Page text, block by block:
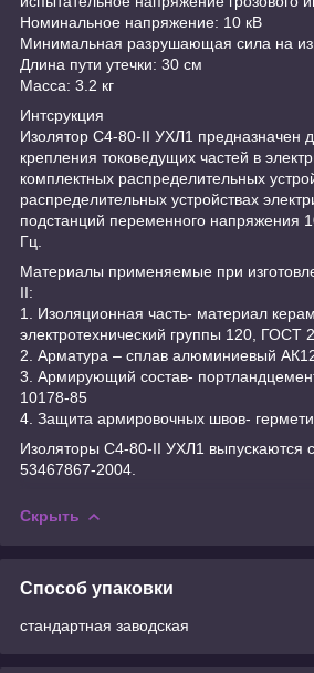
Номинальное напряжение: 10 кВ
Минимальная разрушающая сила на
Длина пути утечки: 30 см
Масса: 3.2 кг
Интсрукция
Изолятор С4-80-II УХЛ1 предназначен
крепления токоведущих частей в
комплектных распределительных
распределительных устройствах
подстанций переменного напряжения
Гц.
Материалы применяемые при
II:
1. Изоляционная часть- материал
электротехнический группы 120, ГОСТ
2. Арматура – сплав алюминиевый
3. Армирующий состав-
10178-85
4. Защита армировочных швов-
Изоляторы С4-80-II УХЛ1 выпускаются
53467867-2004.
Скрыть
Способ упаковки
стандартная заводская